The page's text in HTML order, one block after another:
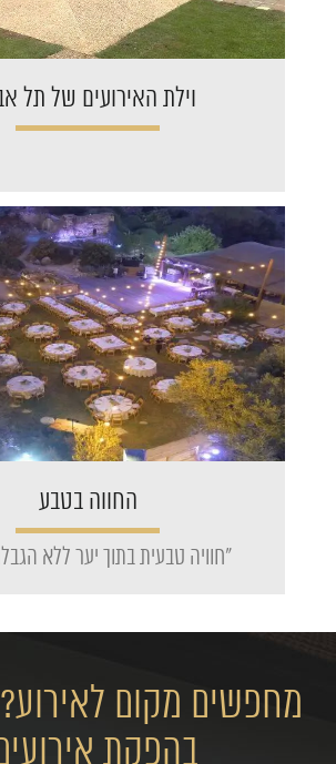
וילת האירועים של תל
החווה בטבע
"חוויה טבעית בתוך יער ללא
מחפשים מקום לאירוע?
בהפקת